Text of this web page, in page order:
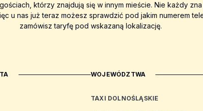
którzy znajdują się w innym mieście. Nie każdy
u nas już teraz możesz sprawdzić pod jakim numerem
zamówisz taryfę pod wskazaną lokalizację.
WOJEWÓDZTWA
TAXI DOLNOŚLĄSKIE